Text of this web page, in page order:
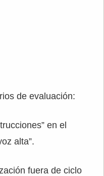
de evaluación:
en el
alta”.
fuera de ciclo